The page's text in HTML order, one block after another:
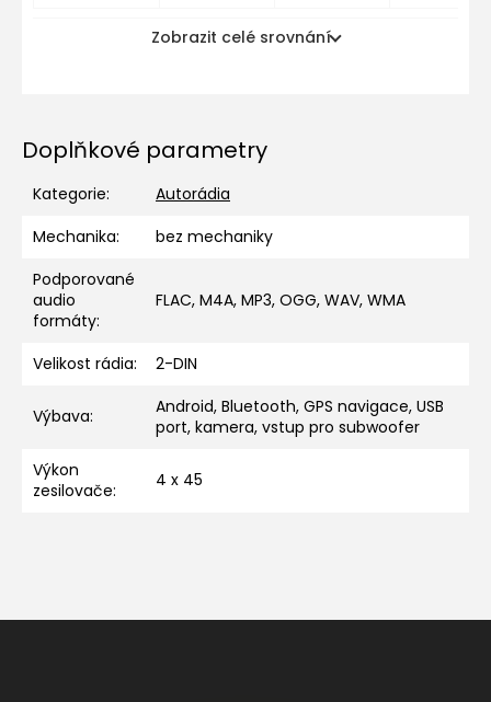
Zobrazit celé srovnání
Doplňkové parametry
Kategorie:
Autorádia
Mechanika:
bez mechaniky
Podporované
audio
formáty:
FLAC, M4A, MP3, OGG, WAV, WMA
Velikost rádia: 2-DIN
Výbava:
Android, Bluetooth, GPS navigace, USB
port, kamera, vstup pro subwoofer
Výkon
zesilovače: 4 x 45